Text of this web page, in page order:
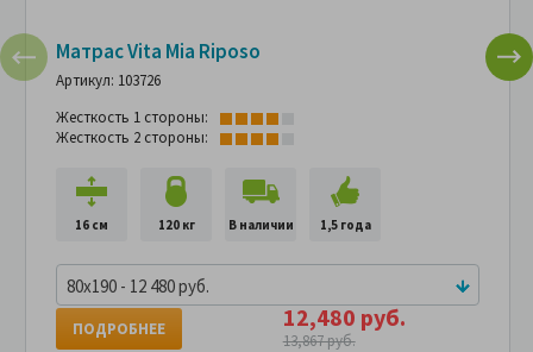
Матрас Vita Mia Riposo
Артикул: 103726
Жесткость 1 стороны:
Жесткость 2 стороны:
16 см 120 кг В наличии 1,5 года
80x190 - 12 480 руб.
12,480 руб.
13,867 руб.
ПОДРОБНЕЕ